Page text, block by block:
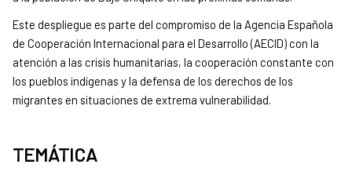
Este despliegue es parte del compromiso de la Agencia Española
de Cooperación Internacional para el Desarrollo (AECID) con la
atención a las crisis humanitarias, la cooperación constante con
los pueblos indígenas y la defensa de los derechos de los
migrantes en situaciones de extrema vulnerabilidad.
TEMÁTICA